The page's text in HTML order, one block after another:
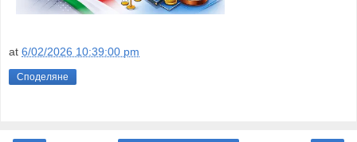
at 6/02/2026 10:39:00 pm
Споделяне